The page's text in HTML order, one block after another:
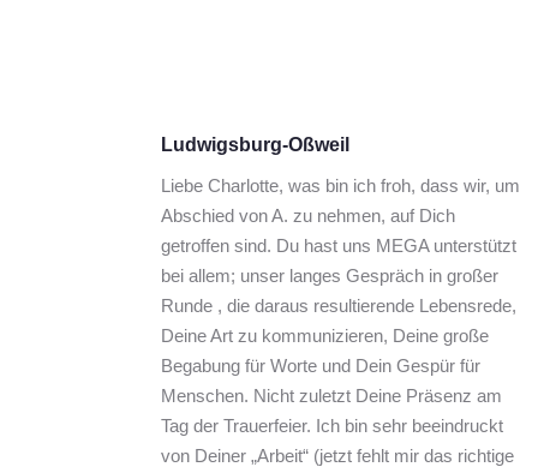
Ludwigsburg-Oßweil
Liebe Charlotte, was bin ich froh, dass wir, um
Abschied von A. zu nehmen, auf Dich
getroffen sind. Du hast uns MEGA unterstützt
bei allem; unser langes Gespräch in großer
Runde , die daraus resultierende Lebensrede,
Deine Art zu kommunizieren, Deine große
Begabung für Worte und Dein Gespür für
Menschen. Nicht zuletzt Deine Präsenz am
Tag der Trauerfeier. Ich bin sehr beeindruckt
von Deiner „Arbeit“ (jetzt fehlt mir das richtige